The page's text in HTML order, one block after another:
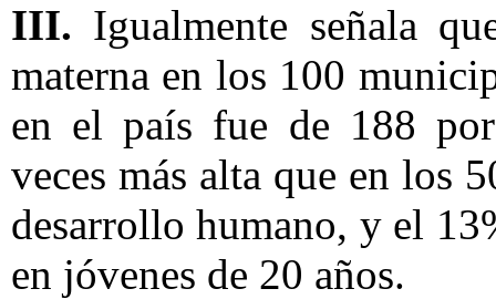
III. Igualmente señala
materna en los 100
en el país fue de 188
veces más alta que en los
desarrollo humano, y el
en jóvenes de 20 años.